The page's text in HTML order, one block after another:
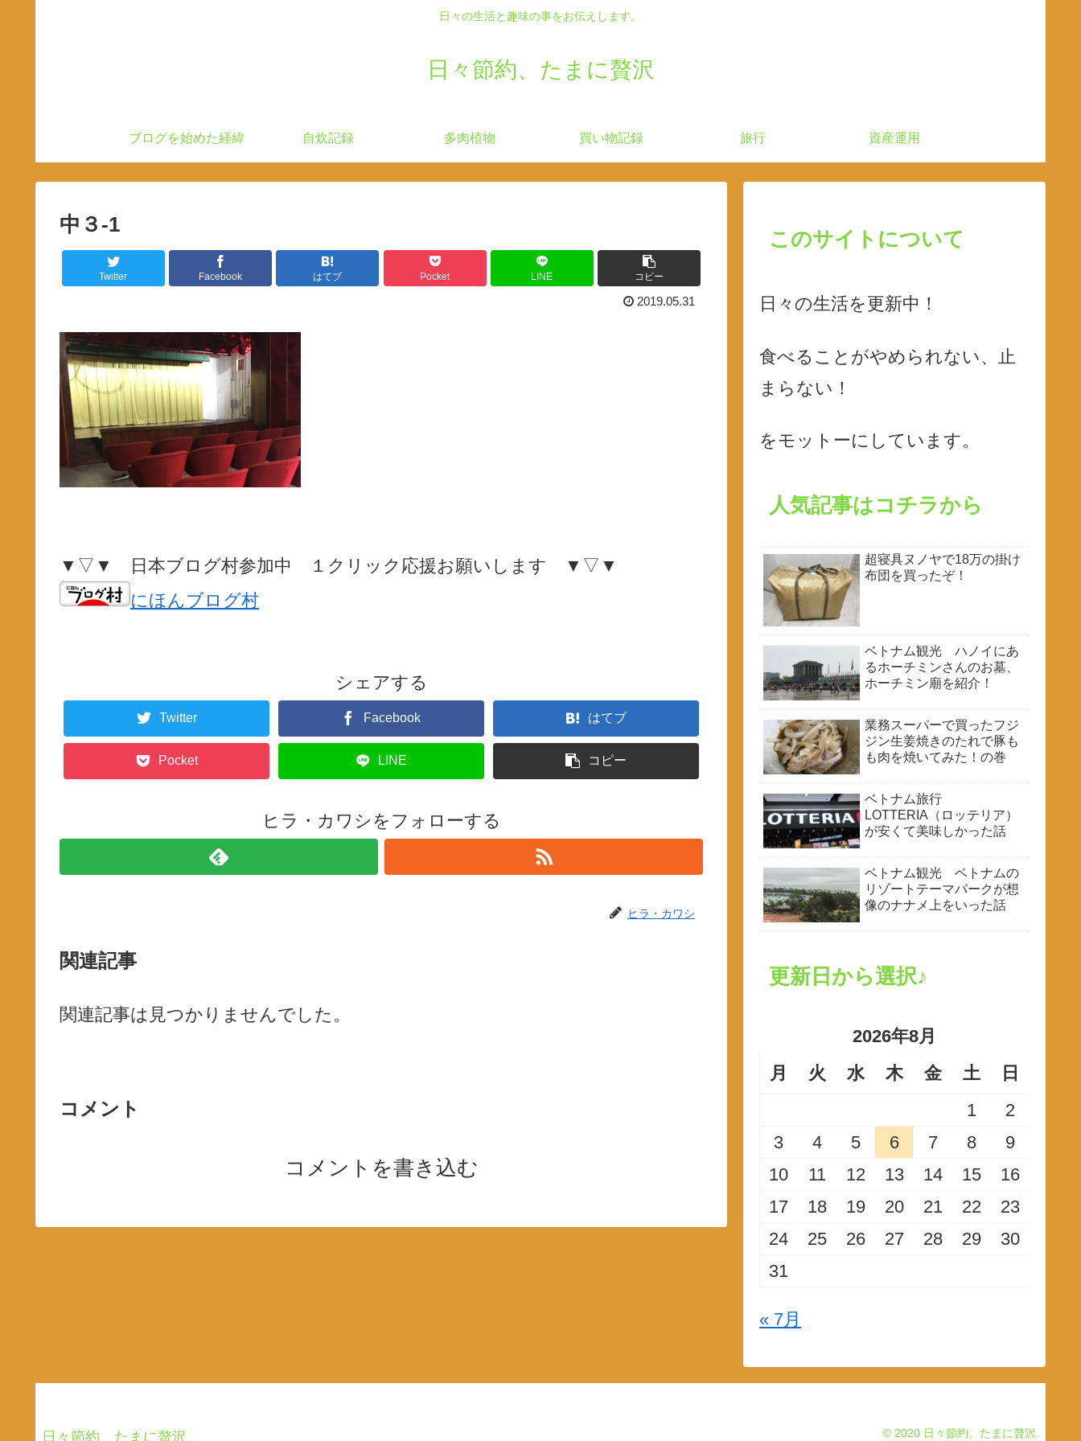
日々の生活と趣味の事をお伝えします。
日々節約、たまに贅沢
ブログを始めた経緯 自炊記録 多肉植物 買い物記録 旅行 資産運用
中３-1
Twitter Facebook はてブ Pocket LINE コピー
2019.05.31
▼▽▼ 日本ブログ村参加中 １クリック応援お願いします ▼▽▼
にほんブログ村
シェアする
Twitter Facebook はてブ
Pocket LINE コピー
ヒラ・カワシをフォローする
ヒラ・カワシ
関連記事
関連記事は見つかりませんでした。
コメント
コメントを書き込む
このサイトについて
日々の生活を更新中！
食べることがやめられない、止
まらない！
をモットーにしています。
人気記事はコチラから
超寝具ヌノヤで18万の掛け
布団を買ったぞ！
ベトナム観光 ハノイにあ
るホーチミンさんのお墓、
ホーチミン廟を紹介！
業務スーパーで買ったフジ
ジン生姜焼きのたれで豚も
も肉を焼いてみた！の巻
ベトナム旅行
LOTTERIA（ロッテリア）
が安くて美味しかった話
ベトナム観光 ベトナムの
リゾートテーマパークが想
像のナナメ上をいった話
更新日から選択♪
2026年8月
月
火 水 木 金 土
日
1
2
3
4 5 6 7 8
9
10
11 12 13 14 15
16
17
18 19 20 21 22
23
24
25 26 27 28 29
30
31
« 7月
日々節約、たまに贅沢 © 2020 日々節約、たまに贅沢.